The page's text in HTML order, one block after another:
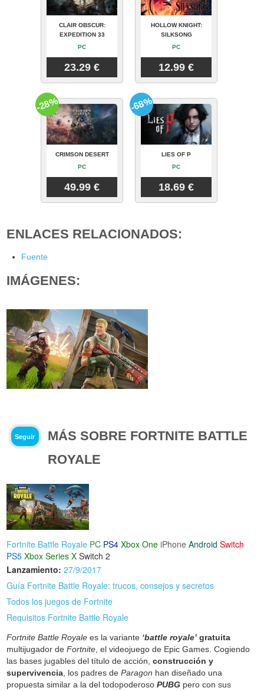
CLAIR OBSCUR:
EXPEDITION 33
PC
23.29 €
HOLLOW KNIGHT:
SILKSONG
PC
12.99 €
CRIMSON DESERT
PC
49.99 €
-28%
LIES OF P
PC
18.69 €
-68%
ENLACES RELACIONADOS:
Fuente
IMÁGENES:
Seguir
MÁS SOBRE FORTNITE BATTLE
ROYALE
Fortnite Battle Royale PC PS4 Xbox One iPhone Android Switch
PS5 Xbox Series X Switch 2
Lanzamiento: 27/9/2017
Guía Fortnite Battle Royale: trucos, consejos y secretos
Todos los juegos de Fortnite
Requisitos Fortnite Battle Royale
Fortnite Battle Royale es la variante ‘battle royale’ gratuita
multijugador deFortnite , el videojuego de Epic Games. Cogiendo
las bases jugables del título de acción,construcción y
supervivencia , los padres deParagon han diseñado una
propuesta similar a la del todopoderosoPUBG pero con sus